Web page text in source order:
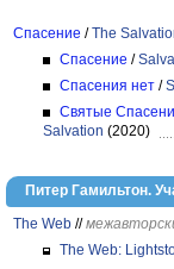
Спасение /The
Спасение /
Спасения нет /
Святые
Salvation (2020)
Питер Гамильтон.
The Web //
The Web: